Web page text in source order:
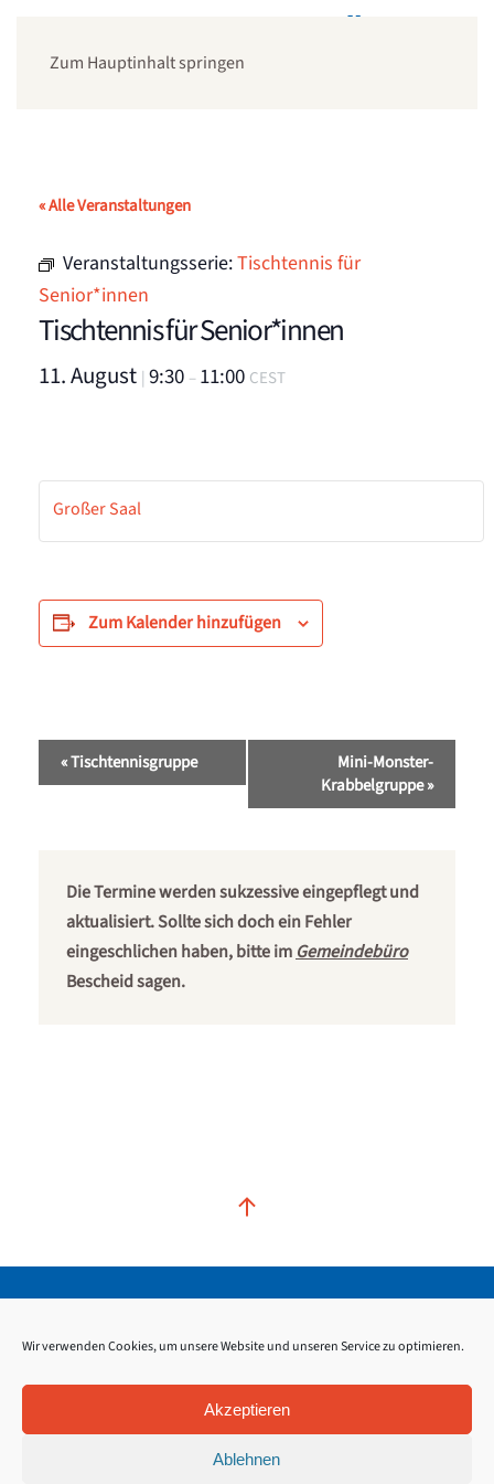
Wir verwenden Cookies, um unsere Website und unseren Service zu optimieren.
Akzeptieren
Ablehnen
Zum Hauptinhalt springen
« Alle Veranstaltungen
Veranstaltungsserie:Tischtennis für
Senior*innen
Tischtennis für Senior*innen
11. August | 9:30 –11:00 CEST
Großer Saal
Zum Kalender hinzufügen
Veranstaltung-
Navigation
«Tischtennisgruppe
Mini-Monster-
Krabbelgruppe»
Die Termine werden sukzessive eingepflegt und
aktualisiert. Sollte sich doch ein Fehler
eingeschlichen haben, bitte im Gemeindebüro
Bescheid sagen.